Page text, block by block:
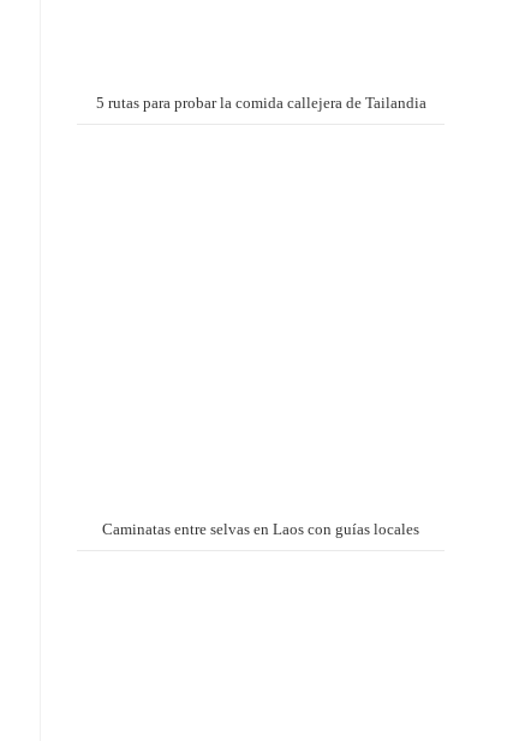
5 rutas para probar la comida callejera de Tailandia
Caminatas entre selvas en Laos con guías locales